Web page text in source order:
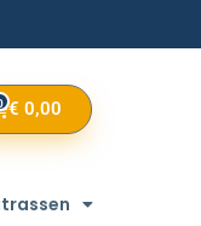
€ 0,00